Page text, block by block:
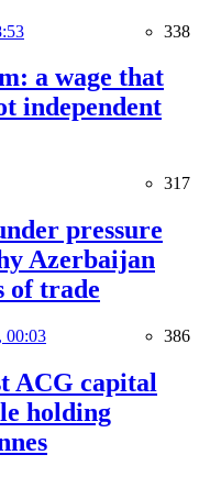
338
a wage that
independent
317
pressure
Azerbaijan
of trade
00:03 386
ACG capital
holding